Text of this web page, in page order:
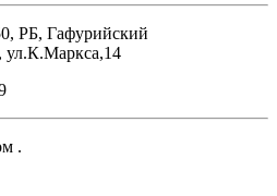
РБ, Гафурийский
ул.К.Маркса,14
.